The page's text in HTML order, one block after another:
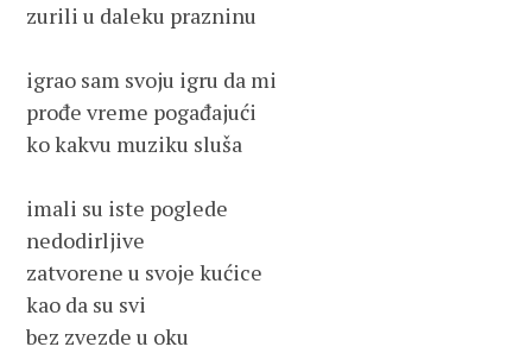
zurili u daleku prazninu
igrao sam svoju igru da mi
prođe vreme pogađajući
ko kakvu muziku sluša
imali su iste poglede
nedodirljive
zatvorene u svoje kućice
kao da su svi
bez zvezde u oku